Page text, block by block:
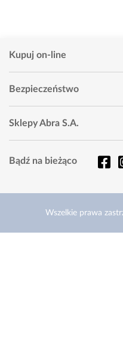
Kupuj on-line
Bezpieczeństwo
Sklepy Abra S.A.
Bądź na bieżąco
Wszelkie prawa